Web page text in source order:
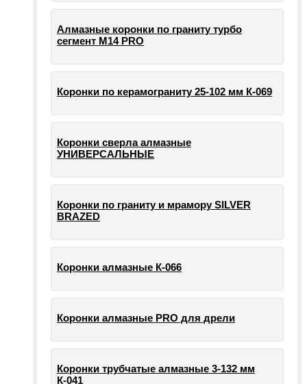
Алмазные коронки по граниту турбо
сегмент М14 PRO
Коронки по керамограниту 25-102 мм К-069
Коронки сверла алмазные
УНИВЕРСАЛЬНЫЕ
Коронки по граниту и мрамору SILVER
BRAZED
Коронки алмазные К-066
Коронки алмазные PRO для дрели
Коронки трубчатые алмазные 3-132 мм
К-041